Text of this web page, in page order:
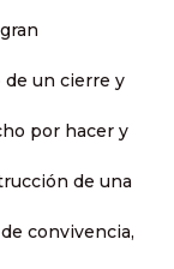
de un cierre y
por hacer y
de una
convivencia,